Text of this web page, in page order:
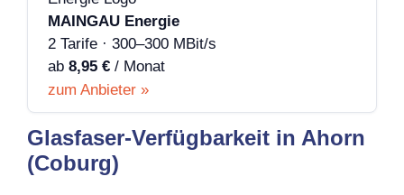
MAINGAU Energie
2 Tarife · 300–300 MBit/s
ab 8,95 € / Monat
zum Anbieter »
Glasfaser-Verfügbarkeit in Ahorn
(Coburg)